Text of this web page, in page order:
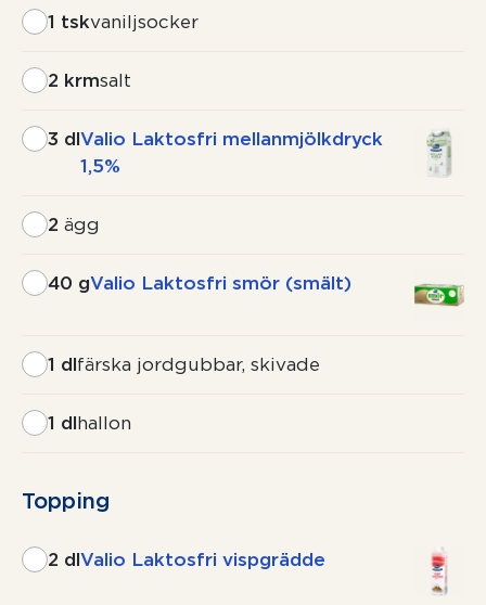
1 tskvaniljsocker
2 krmsalt
3 dlValio Laktosfri mellanmjölkdryck
1,5%
2 ägg
40 gValio Laktosfri smör (smält)
1 dlfärska jordgubbar, skivade
1 dlhallon
Topping
2 dlValio Laktosfri vispgrädde